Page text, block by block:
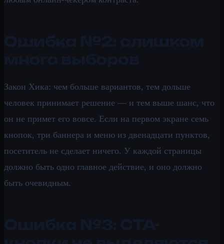
Закон Хика: чем больше вариантов, тем дольше
человек принимает решение — и тем выше шанс, что
он не примет его вовсе. Если на первом экране семь
кнопок, три баннера и меню из двенадцати пунктов,
посетитель не сделает ничего. У каждой страницы
должно быть одно главное действие, и оно должно
быть очевидным.